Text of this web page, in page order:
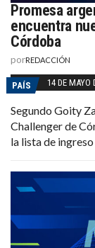
Promesa
encuentra
Córdoba
porREDACCIÓN
PAÍS 14 DE MAYO
Segundo Goity
Challenger de
la lista de